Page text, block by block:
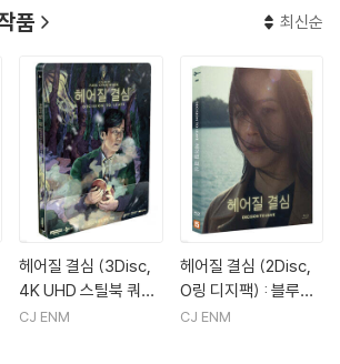
품 최신순
헤어질 결심 (3Disc,
4K UHD 스틸북 쿼터
슬립 한정판) : 블루레
CJ ENM
헤어질 결심 (2Disc,
O링 디지팩) : 블루레
이
CJ ENM